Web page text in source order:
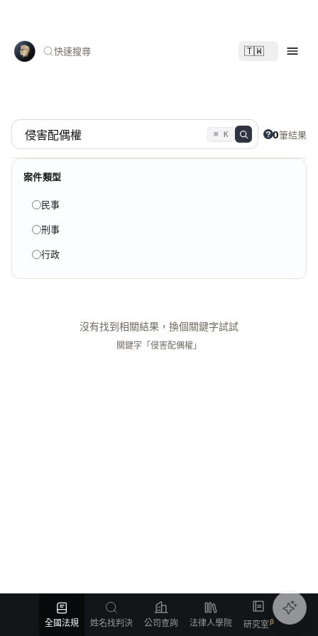
快速搜尋 🇹🇼
⌘ K 0筆結果
案件類型
民事
刑事
行政
沒有找到相關結果，換個關鍵字試試
關鍵字「侵害配偶權」
全國法規 姓名找判決 公司查詢 法律人學院 研究室